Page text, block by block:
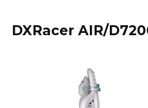
DXRacer AIR/